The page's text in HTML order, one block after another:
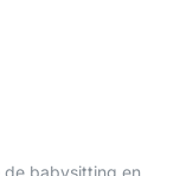
de babysitting en